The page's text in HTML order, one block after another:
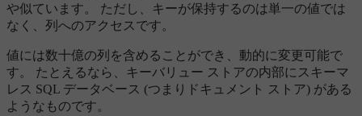
や似ています。 ただし、キーが保持するのは単一の値では
なく、列へのアクセスです。
値には数十億の列を含めることができ、動的に変更可能で
す。 たとえるなら、キーバリュー ストアの内部にスキーマ
レス SQL データベース (つまりドキュメント ストア) がある
ようなものです。